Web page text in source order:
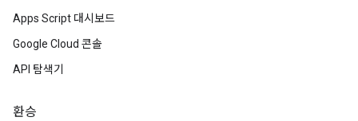
Apps Script 대시보드
Google Cloud 콘솔
API 탐색기
환승